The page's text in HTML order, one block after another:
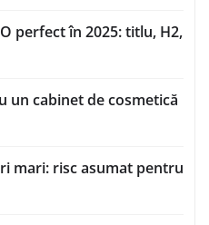
perfect în 2025: titlu, H2,
un cabinet de cosmetică
mari: risc asumat pentru